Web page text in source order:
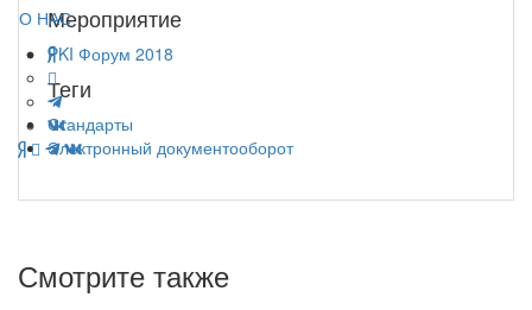
О НАСМероприятие
PKI Форум 2018
Теги
Стандарты
Электронный документооборот
Смотрите также